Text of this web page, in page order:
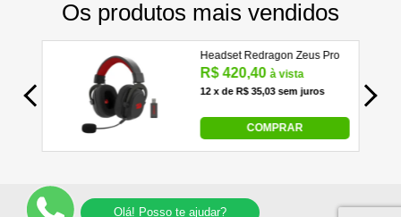
Olá! Posso te ajudar?